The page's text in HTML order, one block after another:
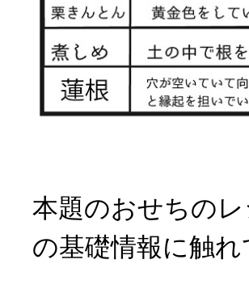
本題のおせちの
の基礎情報に触